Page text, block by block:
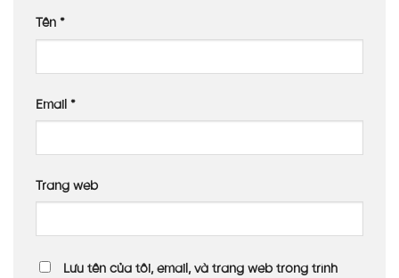
Tên *
Email *
Trang web
Lưu tên của tôi, email, và trang web trong trình